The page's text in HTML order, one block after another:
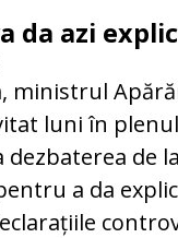
da azi
ministrul
luni în
de
a da